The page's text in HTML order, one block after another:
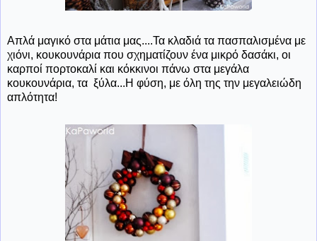
Απλά μαγικό στα μάτια μας....Τα κλαδιά τα πασπαλισμένα με
χιόνι, κουκουνάρια που σχηματίζουν ένα μικρό δασάκι, οι
καρποί πορτοκαλί και κόκκινοι πάνω στα μεγάλα
κουκουνάρια, τα ξύλα...Η φύση, με όλη της την μεγαλειώδη
απλότητα!